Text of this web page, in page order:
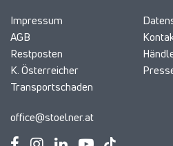
Impressum
AGB
Restposten
K. Österreicher
Transportschaden
office@stoelner.at